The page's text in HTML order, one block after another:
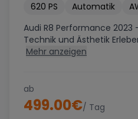
620 PS Automatik
Audi R8 Performance 2023
Technik und Ästhetik
Mehr anzeigen
ab
499.00€/ Tag